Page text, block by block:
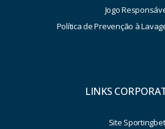
Jogo
Política de Prevenção à
LINKS
Site Sportingbet